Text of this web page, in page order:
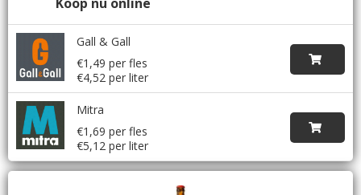
Gall & Gall
€1,49 per fles
€4,52 per liter
Mitra
€1,69 per fles
€5,12 per liter